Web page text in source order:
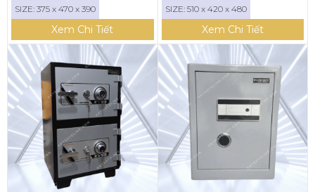
SIZE: 375 x 470 x 390
Xem Chi Tiết
SIZE: 510 x 420 x 480
Xem Chi Tiết